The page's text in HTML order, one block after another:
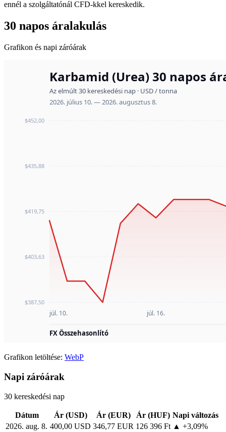
ennél a szolgáltatónál CFD-kkel kereskedik.
30 napos áralakulás
Grafikon és napi záróárak
Grafikon letöltése: WebP
Napi záróárak
30 kereskedési nap
Dátum Ár (USD) Ár (EUR) Ár (HUF) Napi változás
2026. aug. 8. 400,00 USD 346,77 EUR 126 396 Ft ▲ +3,09%